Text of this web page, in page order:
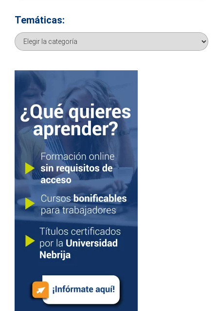
Temáticas:
Temáticas: